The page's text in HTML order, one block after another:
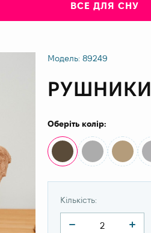
ВСЕ ДЛЯ СНУ
Модель: 89249
Оберіть колір:
Кількість: